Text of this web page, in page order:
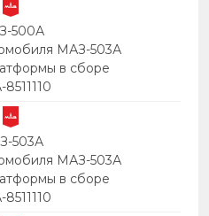
500А
МАЗ-503А
в сборе
503А
МАЗ-503А
в сборе